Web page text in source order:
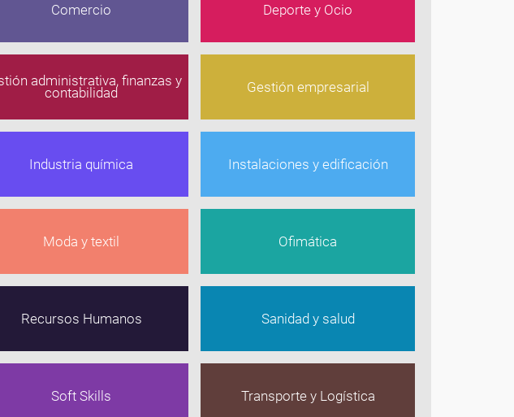
Comercio Deporte y Ocio
administrativa, finanzas y
contabilidad Gestión empresarial
Industria química Instalaciones y edificación
Moda y textil Ofimática
Recursos Humanos Sanidad y salud
Soft Skills Transporte y Logística